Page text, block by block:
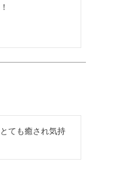
ても癒され気持